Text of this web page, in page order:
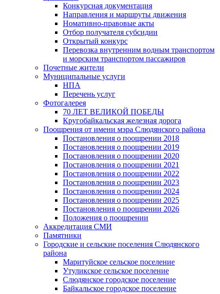
Конкурсная документация
Направления и маршруты движения
Номативно-правовые акты
Отбор получателя субсидии
Открытый конкурс
Перевозка внутренним водным транспортом
и морским транспортом пассажиров
Почетные жители
Муниципальные услуги
НПА
Перечень услуг
Фотогалерея
70 ЛЕТ ВЕЛИКОЙ ПОБЕДЫ
Кругобайкальская железная дорога
Поощрения от имени мэра Слюдянского района
Постановления о поощрении 2018
Постановления о поощрении 2019
Постановления о поощрении 2020
Постановления о поощрении 2021
Постановления о поощрении 2022
Постановления о поощрении 2023
Постановления о поощрении 2024
Постановления о поощрении 2025
Постановления о поощрении 2026
Положения о поощрении
Аккредитация СМИ
Памятники
Городские и сельские поселения Слюдянского
района
Маритуйское сельское поселение
Утуликское сельское поселение
Слюдянское городское поселение
Байкальское городское поселение